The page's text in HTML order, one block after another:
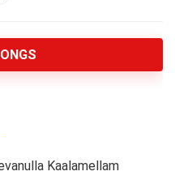
Kaalamellam